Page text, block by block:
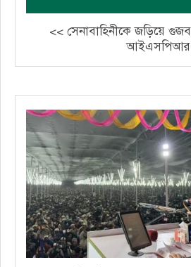
<< সেনাবাহিনীকে জড়িয়ে
আইএসপিআর